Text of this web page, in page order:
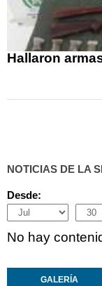
Hallaron
NOTICIAS DE LA
Desde:
Month
Day
No hay
GALERÍA